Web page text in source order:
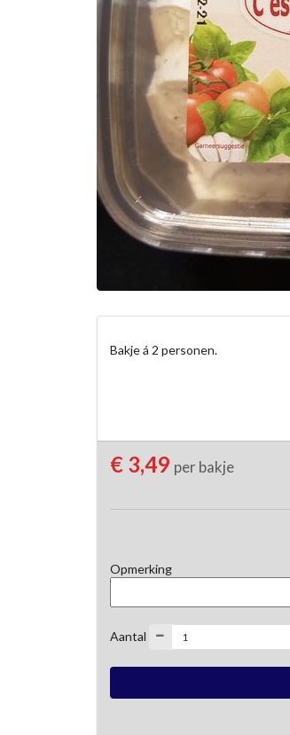
Bakje á 2 personen.
€ 3,49 per bakje
Opmerking
Aantal